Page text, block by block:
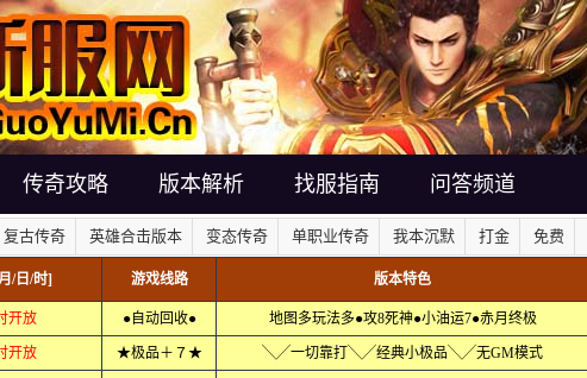
传奇攻略 版本解析 找服指南 问答频道
复古传奇 英雄合击版本 变态传奇 单职业传奇 我本沉默 打金 免费
/日/时] 游戏线路 版本特色
开放 ●自动回收● 地图多玩法多●攻8死神●小油运7●赤月终极
开放 ★极品＋７★ ╲╱一切靠打╲╱经典小极品╲╱无GM模式